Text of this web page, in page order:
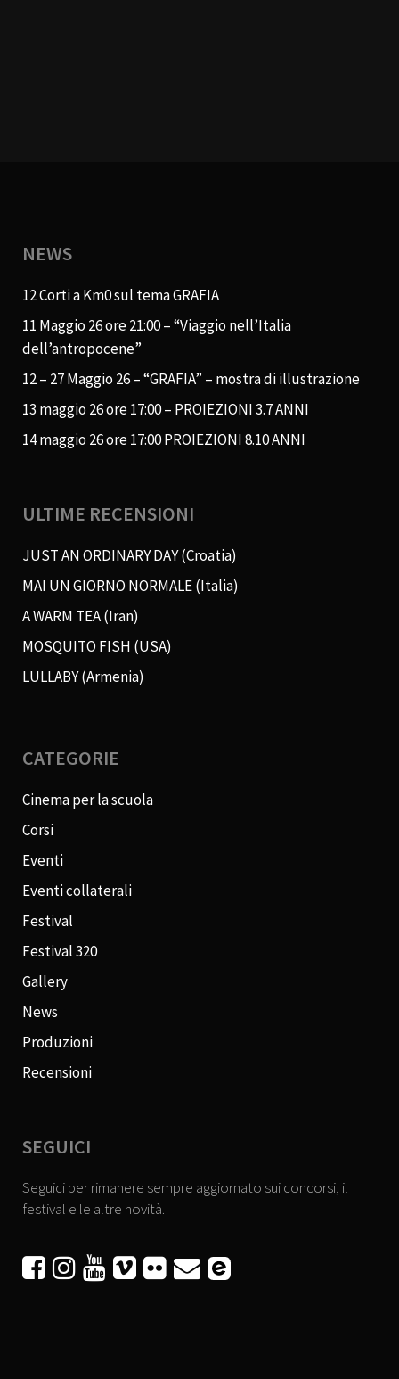
NEWS
12 Corti a Km0 sul tema GRAFIA
11 Maggio 26 ore 21:00 – “Viaggio nell’Italia
dell’antropocene”
12 – 27 Maggio 26 – “GRAFIA” – mostra di illustrazione
13 maggio 26 ore 17:00 – PROIEZIONI 3.7 ANNI
14 maggio 26 ore 17:00 PROIEZIONI 8.10 ANNI
ULTIME RECENSIONI
JUST AN ORDINARY DAY (Croatia)
MAI UN GIORNO NORMALE (Italia)
A WARM TEA (Iran)
MOSQUITO FISH (USA)
LULLABY (Armenia)
CATEGORIE
Cinema per la scuola
Corsi
Eventi
Eventi collaterali
Festival
Festival 320
Gallery
News
Produzioni
Recensioni
SEGUICI
Seguici per rimanere sempre aggiornato sui concorsi, il
festival e le altre novità.
     